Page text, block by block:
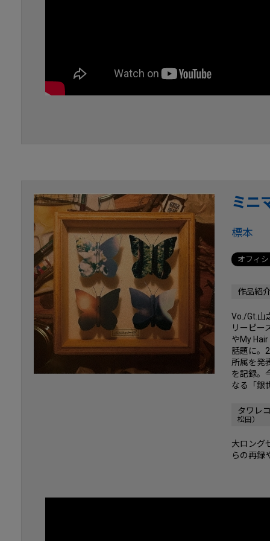
ミニ
標本
オフィ
作品紹
Vo./Gt.山
リーピー
やMy
話題に。
所属を発
を記録。
なる「銀
タワレ
松田）
大ロング
らの再録